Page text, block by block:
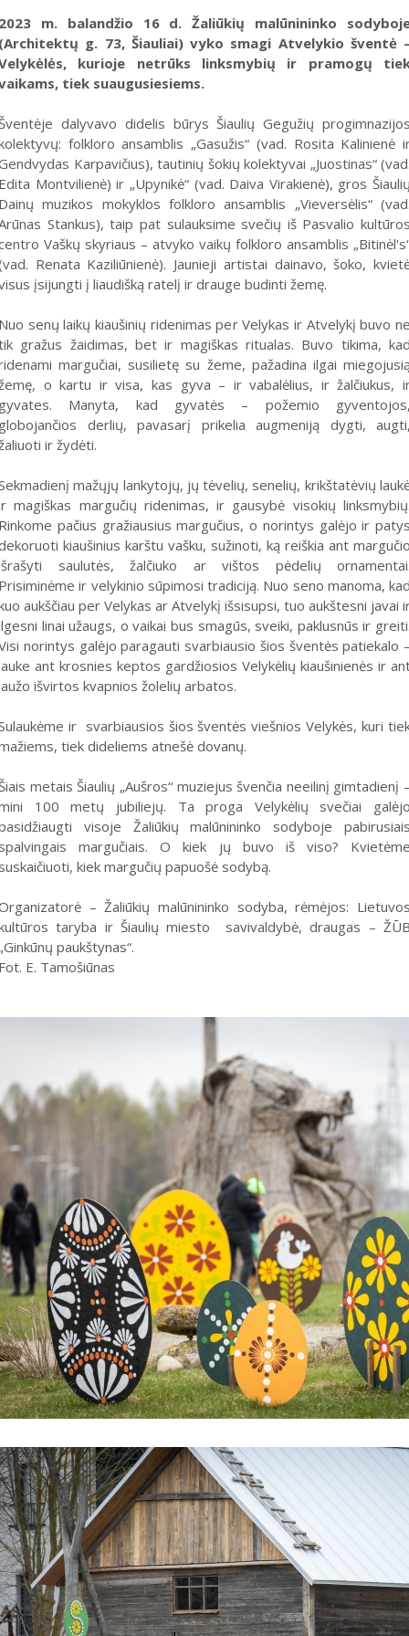
m. balandžio 16 d. Žaliūkių malūnininko
g. 73, Šiauliai) vyko smagi Atvelykio šventė
kurioje netrūks linksmybių ir pramogų
tiek suaugusiesiems.
dalyvavo didelis būrys Šiaulių Gegužių
folkloro ansamblis „Gasužis“ (vad. Rosita Kalinienė
Karpavičius), tautinių šokių kolektyvai „Juostinas“
Montvilienė) ir „Upynikė“ (vad. Daiva Virakienė), gros
muzikos mokyklos folkloro ansamblis „Vieversėlis“
Stankus), taip pat sulauksime svečių iš Pasvalio
Vaškų skyriaus – atvyko vaikų folkloro ansamblis
Renata Kaziliūnienė). Jaunieji artistai dainavo, šoko,
įsijungti į liaudišką ratelį ir drauge budinti žemę.
senų laikų kiaušinių ridenimas per Velykas ir Atvelykį buvo
gražus žaidimas, bet ir magiškas ritualas. Buvo tikima,
margučiai, susilietę su žeme, pažadina ilgai
o kartu ir visa, kas gyva – ir vabalėlius, ir žalčiukus,
Manyta, kad gyvatės – požemio
derlių, pavasarį prikelia augmeniją dygti,
ir žydėti.
mažųjų lankytojų, jų tėvelių, senelių, krikštatėvių
magiškas margučių ridenimas, ir gausybė visokių
pačius gražiausius margučius, o norintys galėjo ir
kiaušinius karštu vašku, sužinoti, ką reiškia ant
saulutės, žalčiuko ar vištos pėdelių
ir velykinio sūpimosi tradiciją. Nuo seno manoma,
aukščiau per Velykas ar Atvelykį išsisupsi, tuo aukštesni javai
linai užaugs, o vaikai bus smagūs, sveiki, paklusnūs ir
norintys galėjo paragauti svarbiausio šios šventės patiekalo
ant krosnies keptos gardžiosios Velykėlių kiaušinienės ir
išvirtos kvapnios žolelių arbatos.
ir svarbiausios šios šventės viešnios Velykės, kuri
tiek dideliems atnešė dovanų.
metais Šiaulių „Aušros“ muziejus švenčia neeilinį gimtadienį
100 metų jubiliejų. Ta proga Velykėlių svečiai
visoje Žaliūkių malūnininko sodyboje
margučiais. O kiek jų buvo iš viso?
kiek margučių papuošė sodybą.
– Žaliūkių malūnininko sodyba, rėmėjos:
taryba ir Šiaulių miesto savivaldybė, draugas –
paukštynas“.
E. Tamošiūnas